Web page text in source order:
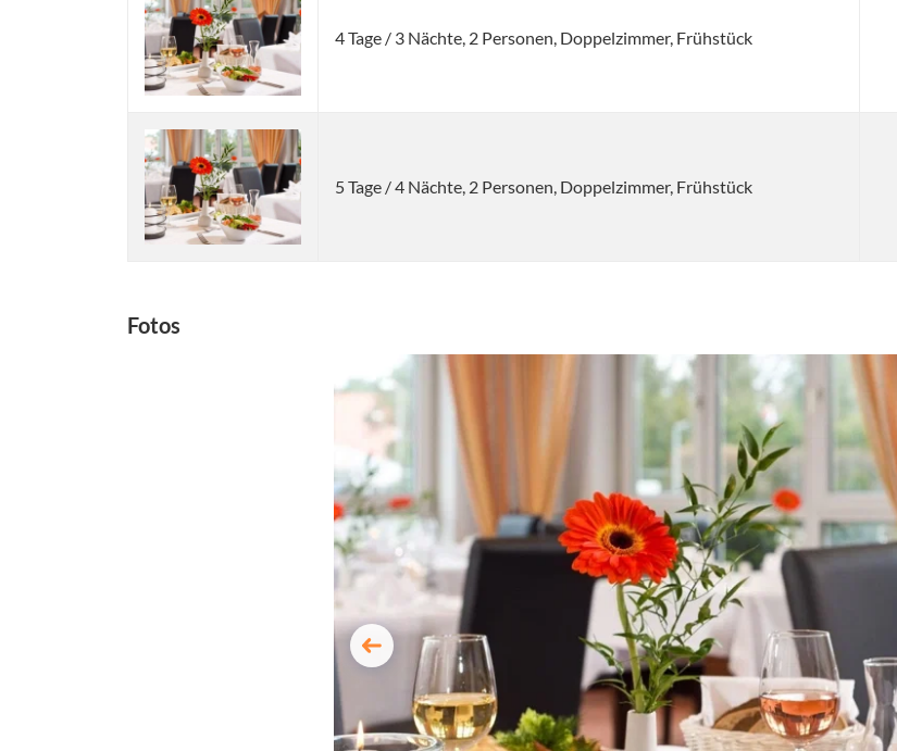
4 Tage / 3 Nächte, 2 Personen, Doppelzimmer, Frühstück
5 Tage / 4 Nächte, 2 Personen, Doppelzimmer, Frühstück
Fotos